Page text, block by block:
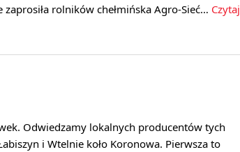
rolników chełmińska Agro-Sieć… Czytaj
Odwiedzamy lokalnych producentów tych
i Wtelnie koło Koronowa. Pierwsza to